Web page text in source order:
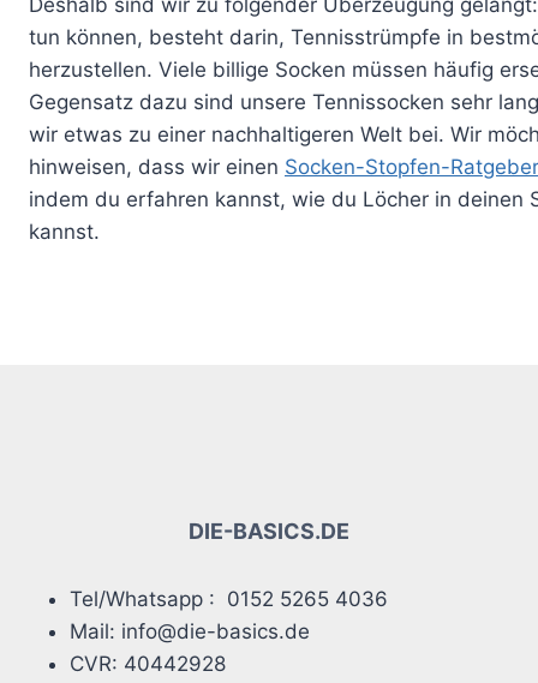
Deshalb sind wir zu folgender Überzeugung
tun können, besteht darin, Tennisstrümpfe in
herzustellen. Viele billige Socken müssen häufig
Gegensatz dazu sind unsere Tennissocken sehr
wir etwas zu einer nachhaltigeren Welt bei. Wir
hinweisen, dass wir einen Socken-Stopfen-Ratgeber
indem du erfahren kannst, wie du Löcher in deinen
kannst.
DIE-BASICS.DE
Tel/Whatsapp : 0152 5265 4036
Mail: info@die-basics.de
CVR: 40442928